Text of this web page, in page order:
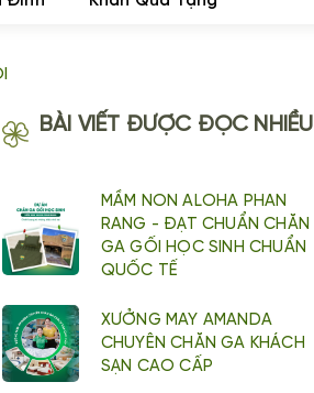
BÀI VIẾT ĐƯỢC ĐỌC NHIỀU
MẦM NON ALOHA PHAN
RANG - ĐẠT CHUẨN CHĂN
GA GỐI HỌC SINH CHUẨN
QUỐC TẾ
XƯỞNG MAY AMANDA
CHUYÊN CHĂN GA KHÁCH
SẠN CAO CẤP